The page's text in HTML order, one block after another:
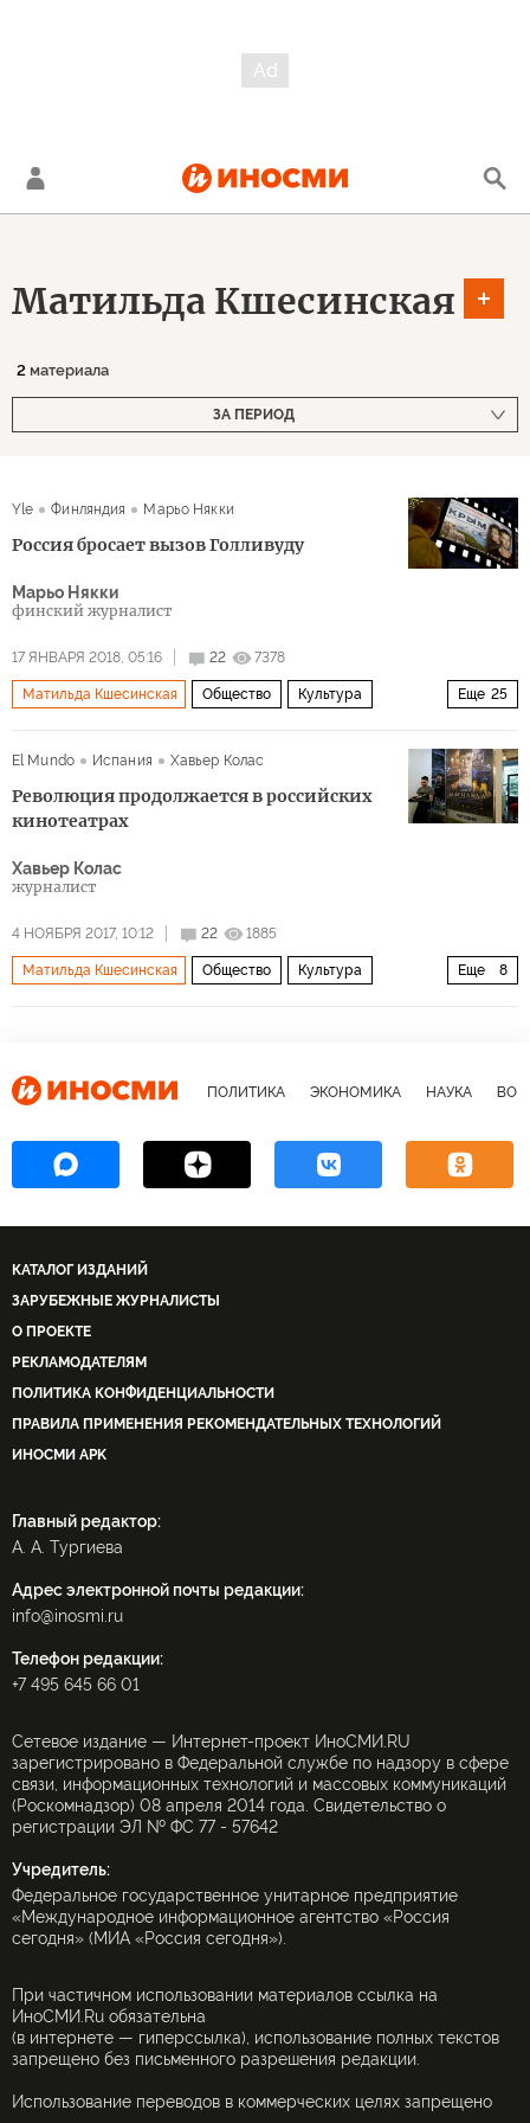
Матильда Кшесинская
2 материала
ЗА ПЕРИОД
Yle Финляндия Марьо Някки
Россия бросает вызов Голливуду
Марьо Някки
финский журналист
17 ЯНВАРЯ 2018, 05:16 22 7378
Еще 25
Матильда Кшесинская Общество Культура
Алексей Учитель
Сергей Сельянов
компания «СТВ фильм «Матильда
Броненосец Потемкин Левиафан Loveless
El Mundo Испания Хавьер Колас
Революция продолжается в российских
кинотеатрах
Хавьер Колас
журналист
4 НОЯБРЯ 2017, 10:12 22 1885
Еще 8
Матильда Кшесинская Общество Культура
протест ПОЛИТИКА ЭКОНОМИКА НАУКА
КАТАЛОГ ИЗДАНИЙ
ЗАРУБЕЖНЫЕ ЖУРНАЛИСТЫ
О ПРОЕКТЕ
РЕКЛАМОДАТЕЛЯМ
ПОЛИТИКА КОНФИДЕНЦИАЛЬНОСТИ
ПРАВИЛА ПРИМЕНЕНИЯ РЕКОМЕНДАТЕЛЬНЫХ ТЕХНОЛОГИЙ
ИНОСМИ APK
Главный редактор:
А. А. Тургиева
Адрес электронной почты редакции:
info@inosmi.ru
Телефон редакции:
+7 495 645 66 01
Сетевое издание — Интернет-проект ИноСМИ.RU
зарегистрировано в Федеральной службе по надзору в сфере
связи, информационных технологий и массовых коммуникаций
(Роскомнадзор) 08 апреля 2014 года. Свидетельство о
регистрации ЭЛ № ФС 77 - 57642
Учредитель:
Федеральное государственное унитарное предприятие
«Международное информационное агентство «Россия
сегодня» (МИА «Россия сегодня»).
При частичном использовании материалов ссылка на
ИноСМИ.Ru обязательна
(в интернете — гиперссылка), использование полных текстов
запрещено без письменного разрешения редакции.
Использование переводов в коммерческих целях запрещено